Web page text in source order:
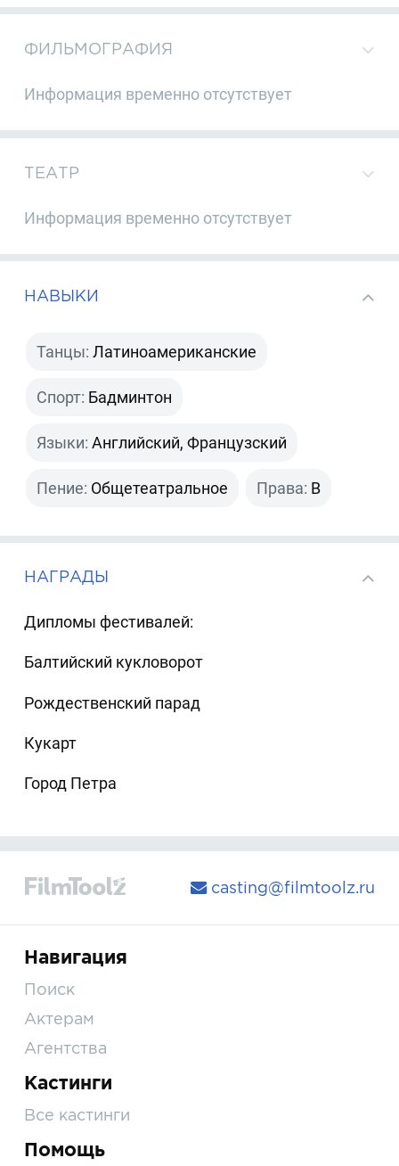
ФИЛЬМОГРАФИЯ
Информация временно отсутствует
ТЕАТР
Информация временно отсутствует
НАВЫКИ
Танцы: Латиноамериканские
Спорт: Бадминтон
Языки: Английский, Французский
Пение: Общетеатральное Права: B
НАГРАДЫ
Дипломы фестивалей:
Балтийский кукловорот
Рождественский парад
Кукарт
Город Петра
casting@filmtoolz.ru
Навигация
Поиск
Актерам
Агентства
Кастинги
Все кастинги
Помощь